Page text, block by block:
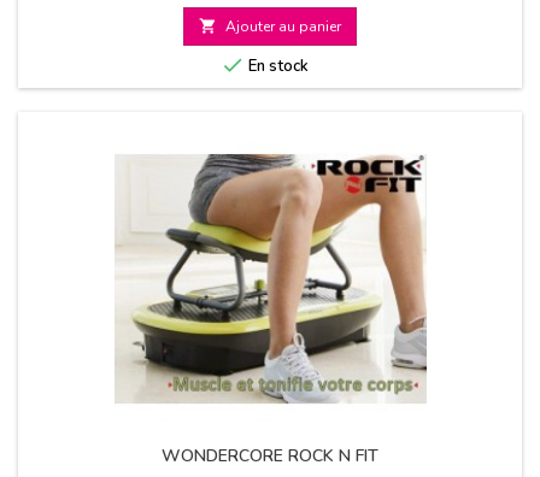
 Ajouter au panier
 En stock
WONDERCORE ROCK N FIT